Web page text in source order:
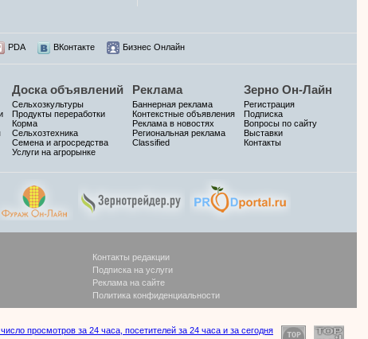
PDA ВКонтакте Бизнес Онлайн
Доска объявлений
Сельхозкультуры
Продукты переработки
Корма
Сельхозтехника
Семена и агросредства
Услуги на агрорынке
Реклама
Баннерная реклама
Контекстные объявления
Реклама в новостях
Региональная реклама
Classified
Зерно Он-Лайн
Регистрация
Подписка
Вопросы по сайту
Выставки
Контакты
Контакты редакции
Подписка на услуги
Реклама на сайте
Политика конфиденциальности